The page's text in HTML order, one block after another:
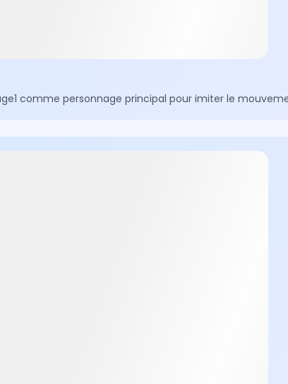
comme personnage principal pour imiter le